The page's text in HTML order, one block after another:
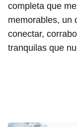
completa que
memorables, un
conectar,
tranquilas que